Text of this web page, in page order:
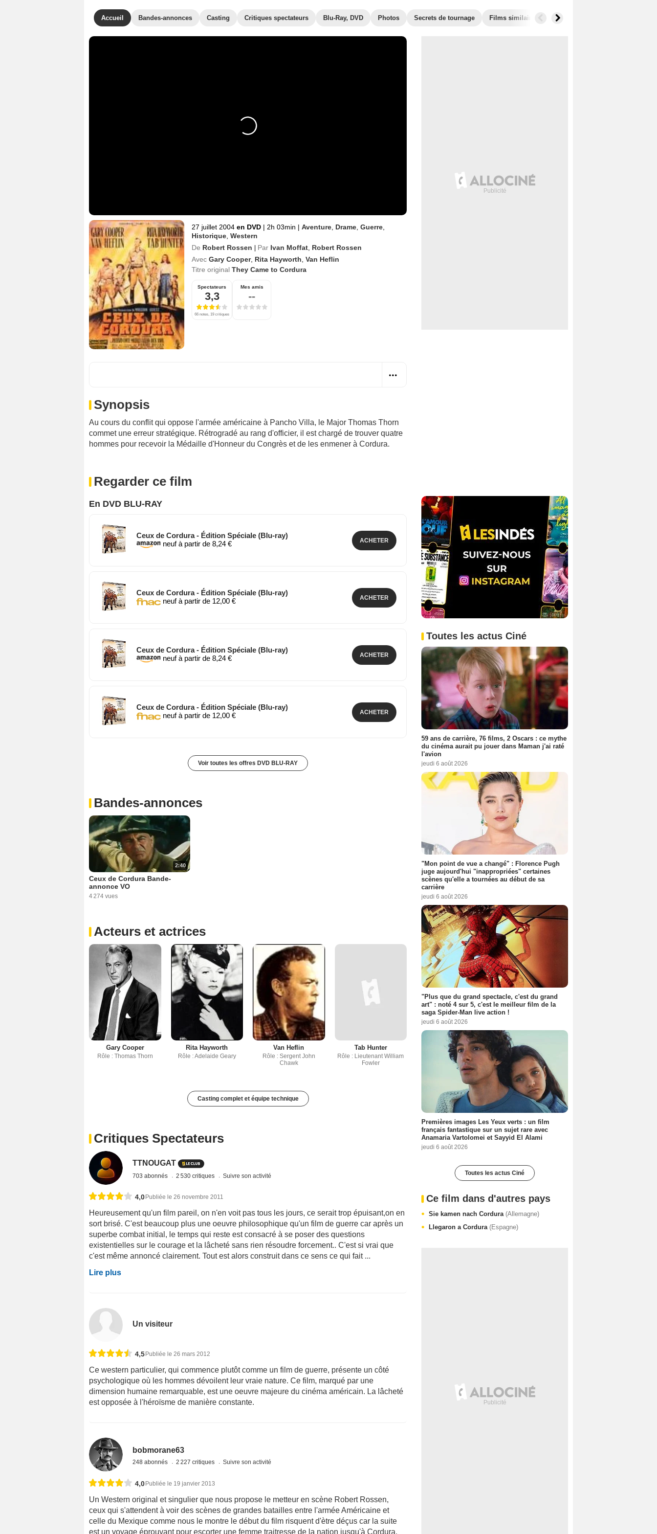
Accueil Bandes-annonces Casting Critiques spectateurs Blu-Ray, DVD Photos Secrets de tournage Films similaires
27 juillet 2004 en DVD | 2h 03min | Aventure Drame Guerre
Historique Western
De Robert Rossen | Par Ivan Moffat Robert Rossen
Avec Gary Cooper, Rita Hayworth Van Heflin
Titre original They Came to Cordura
Spectateurs
3,3
66 notes, 19 critiques
Mes amis
--
Synopsis
Au cours du conflit qui oppose l'armée américaine à Pancho Villa, le Major Thomas Thorn
commet une erreur stratégique. Rétrogradé au rang d'officier, il est chargé de trouver quatre
hommes pour recevoir la Médaille d'Honneur du Congrès et de les enmener à Cordura.
Regarder ce film
En DVD BLU-RAY
Ceux de Cordura - Édition Spéciale (Blu-ray)
neuf à partir de 8,24 €
ACHETER
Ceux de Cordura - Édition Spéciale (Blu-ray)
neuf à partir de 12,00 €
ACHETER
Ceux de Cordura - Édition Spéciale (Blu-ray)
neuf à partir de 8,24 €
ACHETER
Ceux de Cordura - Édition Spéciale (Blu-ray)
neuf à partir de 12,00 €
ACHETER
Voir toutes les offres DVD BLU-RAY
Bandes-annonces
2:40
Ceux de Cordura Bande-
annonce VO
4 274 vues
Acteurs et actrices
Gary Cooper
Rôle : Thomas Thorn
Rita Hayworth
Rôle : Adelaide Geary
Van Heflin
Rôle : Sergent John
Chawk
Tab Hunter
Rôle : Lieutenant William
Fowler
Casting complet et équipe technique
Critiques Spectateurs
TTNOUGAT
703 abonnés 2 530 critiques Suivre son activité
4,0 Publiée le 26 novembre 2011
Heureusement qu'un film pareil, on n'en voit pas tous les jours, ce serait trop épuisant,on en
sort brisé. C'est beaucoup plus une oeuvre philosophique qu'un film de guerre car après un
superbe combat initial, le temps qui reste est consacré à se poser des questions
existentielles sur le courage et la lâcheté sans rien résoudre forcement.. C'est si vrai que
c'est même annoncé clairement. Tout est alors construit dans ce sens ce qui fait ...
Lire plus
Un visiteur
4,5 Publiée le 26 mars 2012
Ce western particulier, qui commence plutôt comme un film de guerre, présente un côté
psychologique où les hommes dévoilent leur vraie nature. Ce film, marqué par une
dimension humaine remarquable, est une oeuvre majeure du cinéma américain. La lâcheté
est opposée à l'héroïsme de manière constante.
bobmorane63
248 abonnés 2 227 critiques Suivre son activité
4,0 Publiée le 19 janvier 2013
Un Western original et singulier que nous propose le metteur en scène Robert Rossen,
ceux qui s'attendent à voir des scènes de grandes batailles entre l'armée Américaine et
celle du Mexique comme nous le montre le début du film risquent d'ètre déçus car la suite
est un voyage éprouvant pour escorter une femme traitresse de la nation jusqu'à Cordura.
Toutes les actus Ciné
59 ans de carrière, 76 films, 2 Oscars : ce mythe
du cinéma aurait pu jouer dans Maman j'ai raté
l'avion
jeudi 6 août 2026
"Mon point de vue a changé" : Florence Pugh
juge aujourd'hui "inappropriées" certaines
scènes qu'elle a tournées au début de sa
carrière
jeudi 6 août 2026
"Plus que du grand spectacle, c'est du grand
art" : noté 4 sur 5, c'est le meilleur film de la
saga Spider-Man live action !
jeudi 6 août 2026
Premières images Les Yeux verts : un film
français fantastique sur un sujet rare avec
Anamaria Vartolomei et Sayyid El Alami
jeudi 6 août 2026
Toutes les actus Ciné
Ce film dans d'autres pays
Sie kamen nach Cordura (Allemagne)
Llegaron a Cordura (Espagne)